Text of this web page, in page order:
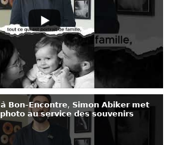
𝗕𝗼𝗻-𝗘𝗻𝗰𝗼𝗻𝘁𝗿𝗲, 𝗦𝗶𝗺𝗼𝗻 𝗔𝗯𝗶𝗸𝗲𝗿 𝗺𝗲𝘁
𝗽𝗵𝗼𝘁𝗼 𝗮𝘂 𝘀𝗲𝗿𝘃𝗶𝗰𝗲 𝗱𝗲𝘀 𝘀𝗼𝘂𝘃𝗲𝗻𝗶𝗿𝘀